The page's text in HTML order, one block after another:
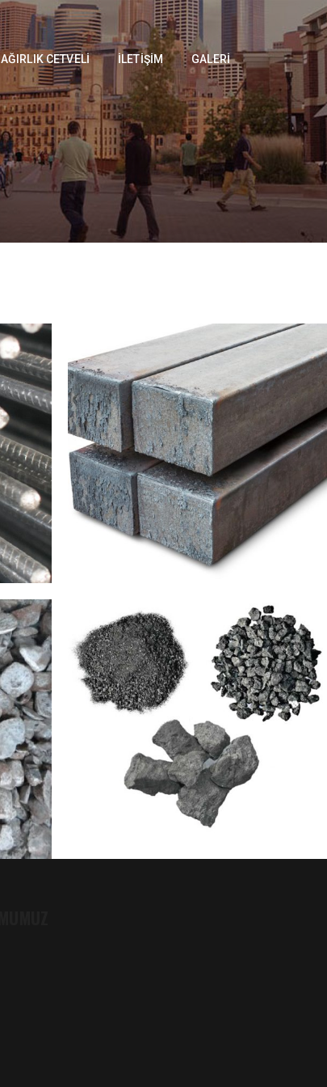
AĞIRLIK CETVELI İLETIŞIM GALERI
BLUMLAR
KOK